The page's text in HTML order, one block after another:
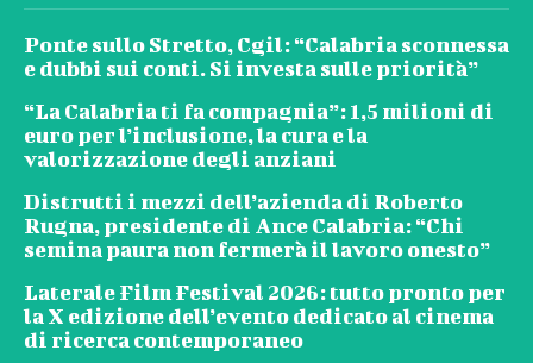
Ponte sullo Stretto, Cgil: “Calabria sconnessa
e dubbi sui conti. Si investa sulle priorità”
“La Calabria ti fa compagnia”: 1,5 milioni di
euro per l’inclusione, la cura e la
valorizzazione degli anziani
Distrutti i mezzi dell’azienda di Roberto
Rugna, presidente di Ance Calabria: “Chi
semina paura non fermerà il lavoro onesto”
Laterale Film Festival 2026: tutto pronto per
la X edizione dell’evento dedicato al cinema
di ricerca contemporaneo